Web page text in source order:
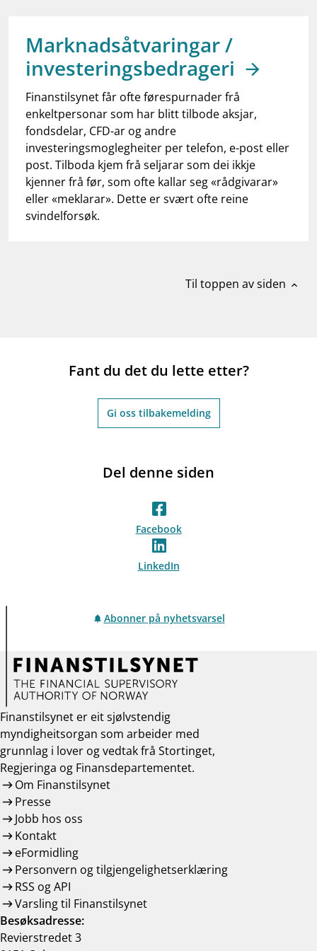
dashboardInformasjon for investorer
notifications_noneAbonner på nyhetsvarsel
Marknadsåtvaringar /
investeringsbedrageri
Finanstilsynet får ofte førespurnader frå
enkeltpersonar som har blitt tilbode aksjar,
fondsdelar, CFD-ar og andre
investeringsmoglegheiter per telefon, e-post eller
post. Tilboda kjem frå seljarar som dei ikkje
kjenner frå før, som ofte kallar seg «rådgivarar»
eller «meklarar». Dette er svært ofte reine
svindelforsøk.
Til toppen av siden expand_less
Fant du det du lette etter?
Gi oss tilbakemelding
Del denne siden
Facebook
LinkedIn
Abonner på nyhetsvarsel
Finanstilsynet er eit sjølvstendig
myndigheitsorgan som arbeider med
grunnlag i lover og vedtak frå Stortinget,
Regjeringa og Finansdepartementet.
Om Finanstilsynet
Presse
Jobb hos oss
Kontakt
eFormidling
Personvern og tilgjengelighetserklæring
RSS og API
Varsling til Finanstilsynet
Besøksadresse:
Revierstredet 3